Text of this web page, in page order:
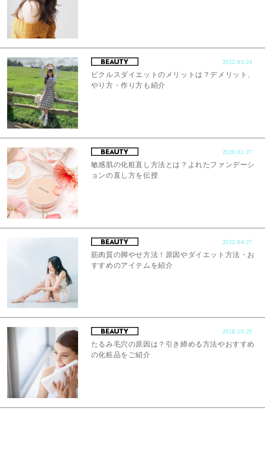
2022.03.24
ピクルスダイエットのメリットは？デメリット、
やり方・作り方も紹介
2020.01.27
敏感肌の化粧直し方法とは？よれたファンデーシ
ョンの直し方を伝授
2022.04.27
筋肉質の脚やせ方法！原因やダイエット方法・お
すすめのアイテムを紹介
2018.10.29
たるみ毛穴の原因は？引き締める方法やおすすめ
の化粧品をご紹介